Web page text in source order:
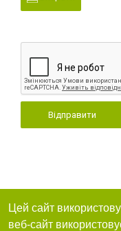
Відправити
Цей сайт
веб-сайт